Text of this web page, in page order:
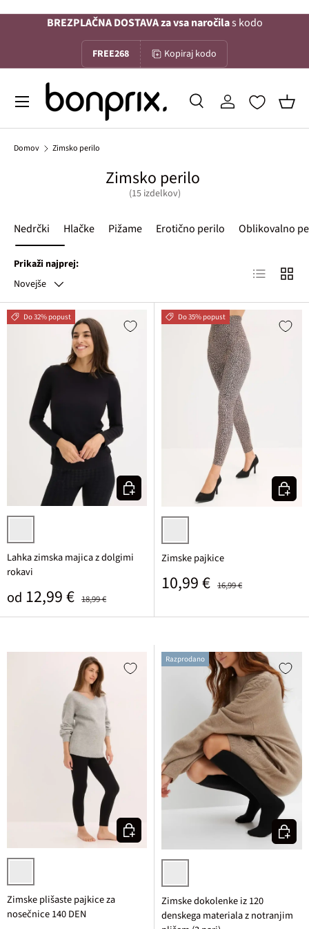
Na vsebino
BREZPLAČNA DOSTAVA za vsa naročilas kodo
FREE268 Kopiraj kodo
Iskanje
IskanjePrijava
Menu
Domov Zimsko perilo
Zimsko perilo
(15 izdelkov)
Nedrčki Hlačke Pižame Erotično perilo Oblikovalno
Prikaži najprej:
Novejše
Lista
Do 32% popust
črna
Lahka zimska majica z dolgimi
rokavi
Prodajna cena
od 12,99 € 18,99 €
Izberi varianto
Do 35% popust
rjava/črna leopardji živalski
Zimske pajkice
Prodajna cena
10,99 € 16,99 €
Izberi
črna
Zimske plišaste pajkice za
nosečnice 140 DEN
Izberi varianto
Razprodano
črna
Zimske dokolenke iz 120
denskega materiala z notranjim
Izberi